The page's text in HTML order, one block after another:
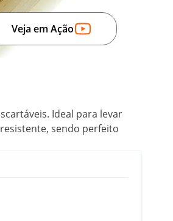
Veja em Ação
Ideal para levar
sendo perfeito